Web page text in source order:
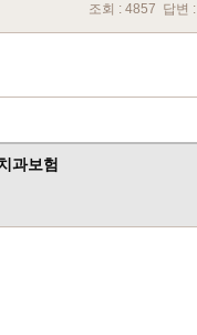
조회 : 4857 답변 :
과보험